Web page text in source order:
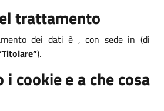
trattamento
dei dati è , con sede in (di
).
i cookie e a che cosa